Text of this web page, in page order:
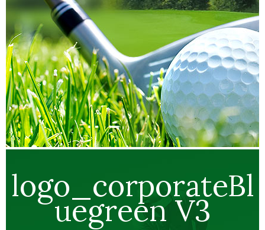
logo_corporateBl
uegreen V3